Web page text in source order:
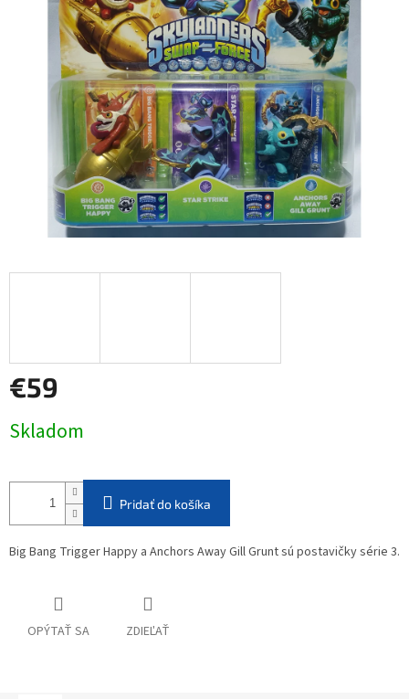
hviezdičiek.
€59
cena:
Skladom
Pridať do košíka
Big Bang Trigger Happy a Anchors Away Gill Grunt sú postavičky série 3.
OPÝTAŤ SA ZDIEĽAŤ